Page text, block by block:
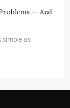
— And
simple as